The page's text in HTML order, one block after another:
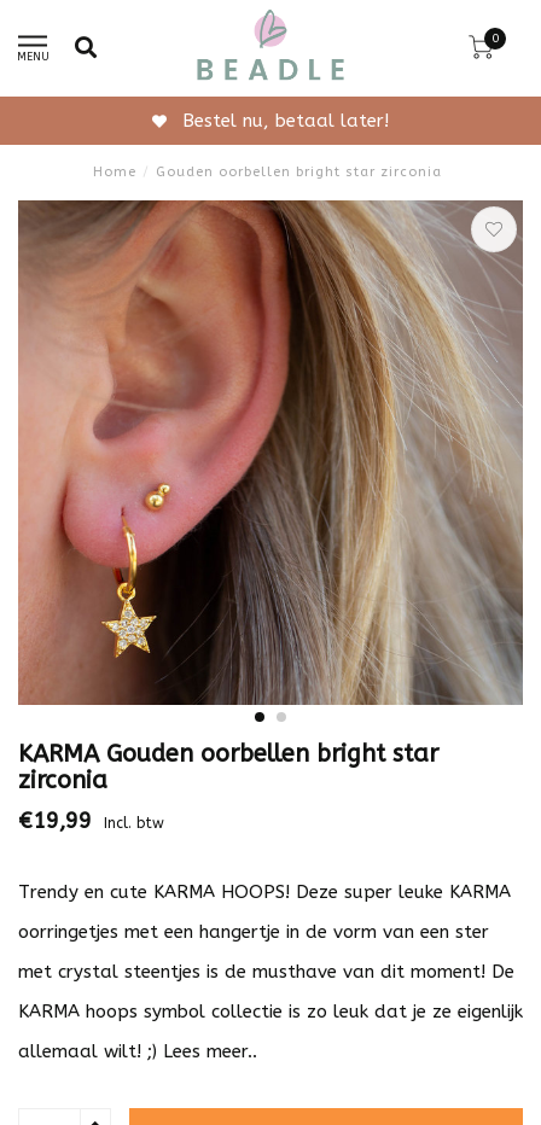
MENU
0
Bestel nu, betaal later!
Home / Gouden oorbellen bright star zirconia
KARMA Gouden oorbellen bright star
zirconia
€19,99 Incl. btw
Trendy en cute KARMA HOOPS! Deze super leuke KARMA
oorringetjes met een hangertje in de vorm van een ster
met crystal steentjes is de musthave van dit moment! De
KARMA hoops symbol collectie is zo leuk dat je ze eigenlijk
allemaal wilt! ;) Lees meer..